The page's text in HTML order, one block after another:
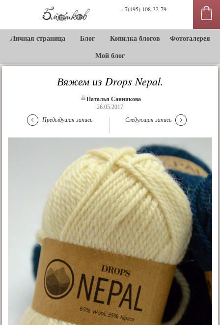
+7(495) 108-32-79
Личная страница Блог Копилка блогов
Фотогалерея
Мой блог
Вяжем из Drops Nepal.
Наталья Санникова
26.05.2017
Предыдущая запись Следующая запись